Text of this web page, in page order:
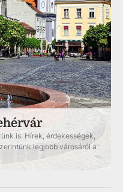
is. Hírek, érdekességek,
legjobb városáról a